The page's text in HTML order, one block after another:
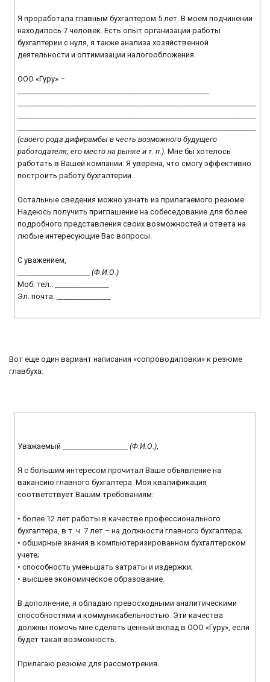
Я проработала главным бухгалтером 5 лет. В моем подчинении
находилось 7 человек. Есть опыт организации работы
бухгалтерии с нуля, я также анализа хозяйственной
деятельности и оптимизации налогообложения.
ООО «Гуру» –
(своего рода дифирамбы в честь возможного будущего
работодателя; его место на рынке и т. п.). Мне бы хотелось
работать в Вашей компании. Я уверена, что смогу эффективно
построить работу бухгалтерии.
Остальные сведения можно узнать из прилагаемого резюме.
Надеюсь получить приглашение на собеседование для более
подробного представления своих возможностей и ответа на
любые интересующие Вас вопросы.
С уважением,
____________________(Ф.И.О.)
Моб. тел.: _______________
Эл. почта: _______________
Вот еще один вариант написания «сопроводиловки» к резюме
главбуха:
Уважаемый __________________(Ф.И.О.)
Я с большим интересом прочитал Ваше объявление на
вакансию главного бухгалтера. Моя квалификация
соответствует Вашим требованиям:
• более 12 лет работы в качестве профессионального
бухгалтера, в т. ч. 7 лет – на должности главного бухгалтера;
• обширные знания в компьютеризированном бухгалтерском
учете;
• способность уменьшать затраты и издержки;
• высшее экономическое образование.
В дополнение, я обладаю превосходными аналитическими
способностями и коммуникабельностью. Эти качества
должны помочь мне сделать ценный вклад в ООО «Гуру», если
будет такая возможность.
Прилагаю резюме для рассмотрения.